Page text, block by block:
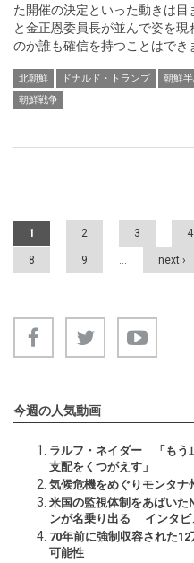
た開催の決定といった動きは
と金正恩委員長が並んで姿を
のか誰も確信を持つことはでき
北朝鮮 ドナルド・トランプ 朝鮮
朝鮮戦争
Pages
1 2 3 4
8 9 … next ›
今週の人気動画
ラルフ・ネイダー 「もう
支配をくつがえす」
気候危機をめぐりモンタナ
米国の監視体制をあばい
ンが名乗り出る インタビ
70年前に強制収容された
可能性